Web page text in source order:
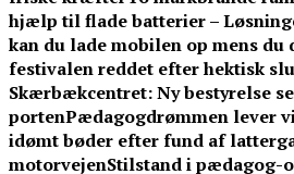
hjælp til flade batterier –
kan du lade mobilen op mens du
festivalen reddet efter hektisk
Skærbækcentret: Ny bestyrelse
portenPædagogdrømmen lever
idømt bøder efter fund af
motorvejenStilstand i pædagog-